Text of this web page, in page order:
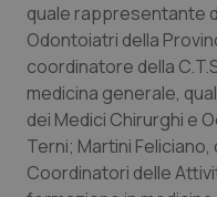
Quotidiano
Rene &
Salute orale &
quale rappresentante
Odontoiatri della
coordinatore della
medicina generale,
dei Medici Chirurghi e
Terni; Martini
Coordinatori delle